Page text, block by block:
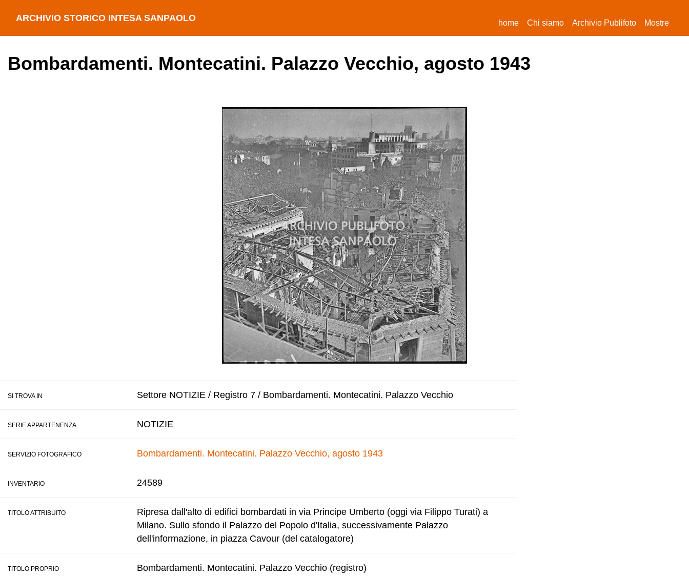
ARCHIVIO STORICO INTESA SANPAOLO home(current)
Chi siamo Archivio Publifoto Mostre
Bombardamenti. Montecatini. Palazzo Vecchio, agosto 1943
SI TROVA IN Settore NOTIZIE / Registro 7 / Bombardamenti. Montecatini. Palazzo Vecchio
SERIE APPARTENENZA NOTIZIE
SERVIZIO FOTOGRAFICO Bombardamenti. Montecatini. Palazzo Vecchio, agosto 1943
INVENTARIO 24589
TITOLO ATTRIBUITO
Ripresa dall'alto di edifici bombardati in via Principe Umberto (oggi via Filippo Turati) a
Milano. Sullo sfondo il Palazzo del Popolo d'Italia, successivamente Palazzo
dell'informazione, in piazza Cavour (del catalogatore)
TITOLO PROPRIO Bombardamenti. Montecatini. Palazzo Vecchio (registro)